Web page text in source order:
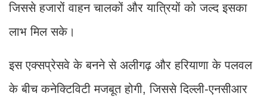
जिससे हजारों वाहन चालकों और यात्रियों को जल्द इसका
लाभ मिल सके।
इस एक्सप्रेसवे के बनने से अलीगढ़ और हरियाणा के पलवल
के बीच कनेक्टिविटी मजबूत होगी, जिससे दिल्ली-एनसीआर